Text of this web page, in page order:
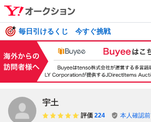
毎日引けるくじ 今すぐ挑戦
宇土
評価 224
本人確認前